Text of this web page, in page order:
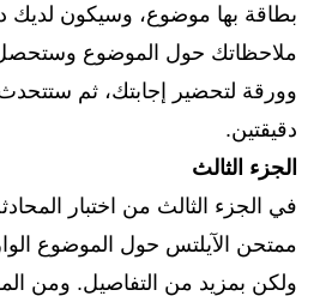
بطاقة بها موضوع، وسيكون لديك
ملاحظاتك حول الموضوع
وورقة لتحضير إجابتك، ثم
دقيقتين.
الجزء الثالث
في الجزء الثالث من اختبار
ممتحن الآيلتس حول الموضوع
ولكن بمزيد من التفاصيل. ومن